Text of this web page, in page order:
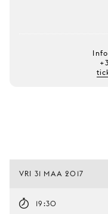
VRI 31 MAA 2017
19:30